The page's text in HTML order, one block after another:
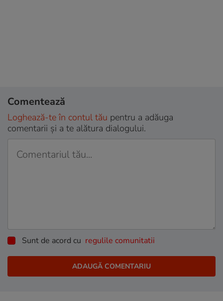
Comentează
Loghează-te în contul tău pentru a adăuga
comentarii și a te alătura dialogului.
Sunt de acord cu regulile comunitatii